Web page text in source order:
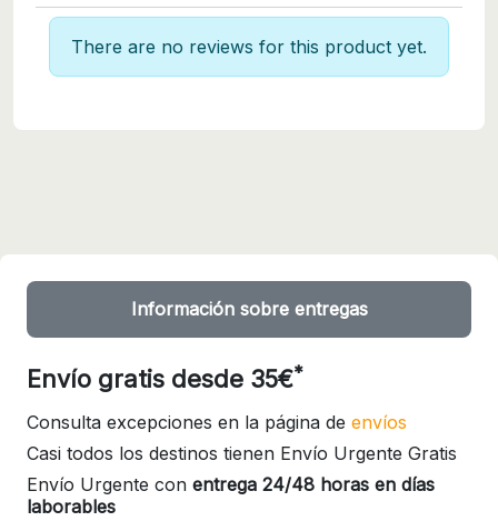
There are no reviews for this product yet.
Información sobre entregas
Envío gratis desde 35€*
Consulta excepciones en la página de envíos
Casi todos los destinos tienen Envío Urgente Gratis
Envío Urgente con entrega 24/48 horas en días
laborables